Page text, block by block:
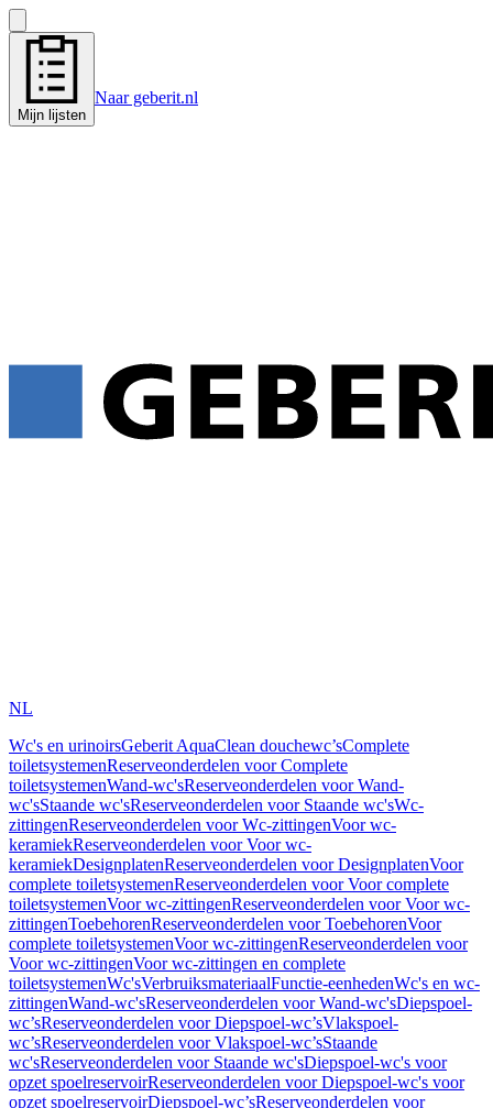
Mijn lijsten
Naar geberit.nl
NL
Wc's en urinoirsGeberit AquaClean douchewc’sComplete
toiletsystemenReserveonderdelen voor Complete
toiletsystemenWand-wc'sReserveonderdelen voor Wand-
wc'sStaande wc'sReserveonderdelen voor Staande wc'sWc-
zittingenReserveonderdelen voor Wc-zittingenVoor wc-
keramiekReserveonderdelen voor Voor wc-
keramiekDesignplatenReserveonderdelen voor DesignplatenVoor
complete toiletsystemenReserveonderdelen voor Voor complete
toiletsystemenVoor wc-zittingenReserveonderdelen voor Voor wc-
zittingenToebehorenReserveonderdelen voor ToebehorenVoor
complete toiletsystemenVoor wc-zittingenReserveonderdelen voor
Voor wc-zittingenVoor wc-zittingen en complete
toiletsystemenWc'sVerbruiksmateriaalFunctie-eenhedenWc's en wc-
zittingenWand-wc'sReserveonderdelen voor Wand-wc'sDiepspoel-
wc’sReserveonderdelen voor Diepspoel-wc’sVlakspoel-
wc’sReserveonderdelen voor Vlakspoel-wc’sStaande
wc'sReserveonderdelen voor Staande wc'sDiepspoel-wc's voor
opzet spoelreservoirReserveonderdelen voor Diepspoel-wc's voor
opzet spoelreservoirDiepspoel-wc’sReserveonderdelen voor